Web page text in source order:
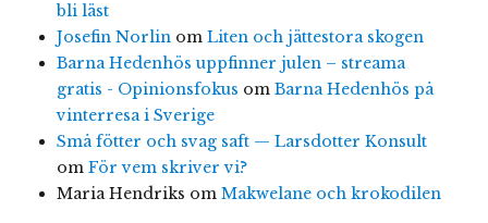
bli läst
Josefin Norlinom Liten och jättestora skogen
Barna Hedenhös uppfinner julen – streama
gratis - Opinionsfokus om Barna Hedenhös på
vinterresa i Sverige
Små fötter och svag saft — Larsdotter Konsult
om För vem skriver vi?
Maria Hendriks om Makwelane och krokodilen